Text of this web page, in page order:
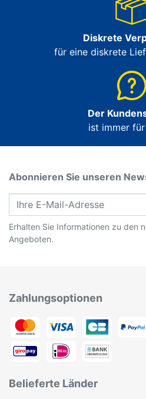
Diskrete
für eine diskrete
Der
ist immer
Abonnieren Sie unseren
Erhalten Sie Informationen zu den
Angeboten.
Zahlungsoptionen
Belieferte Länder